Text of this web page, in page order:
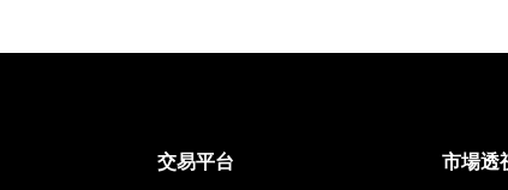
交易平台
市場透